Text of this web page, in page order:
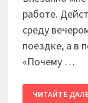
работе.
среду
поездке, а в
«Почему …
/ЧИТАЙТЕ